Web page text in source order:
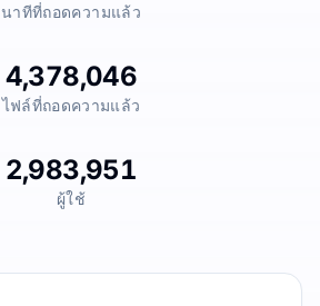
นาทีที่ถอดความแล้ว
4,378,046
ไฟล์ที่ถอดความแล้ว
2,983,951
ผู้ใช้